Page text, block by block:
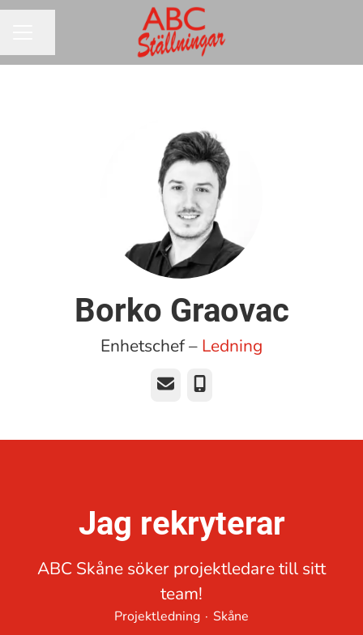
Borko Graovac
Enhetschef – Ledning
E-post Telefon
Jag rekryterar
ABC Skåne söker projektledare till sitt
team!
Projektledning · Skåne